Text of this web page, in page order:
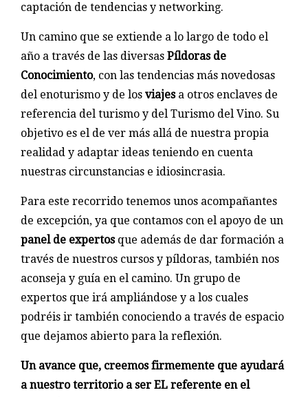
captación de tendencias y networking.
Un camino que se extiende a lo largo de todo el
año a través de las diversas Píldoras de
Conocimiento, con las tendencias más novedosas
del enoturismo y de los viajesa otros enclaves de
referencia del turismo y del Turismo del Vino. Su
objetivo es el de ver más allá de nuestra propia
realidad y adaptar ideas teniendo en cuenta
nuestras circunstancias e idiosincrasia.
Para este recorrido tenemos unos acompañantes
de excepción, ya que contamos con el apoyo de un
panel de expertosque además de dar formación a
través de nuestros cursos y píldoras, también nos
aconseja y guía en el camino. Un grupo de
expertos que irá ampliándose y a los cuales
podréis ir también conociendo a través de espacio
que dejamos abierto para la reflexión.
Un avance que, creemos firmemente que ayudará
a nuestro territorio a ser EL referente en el